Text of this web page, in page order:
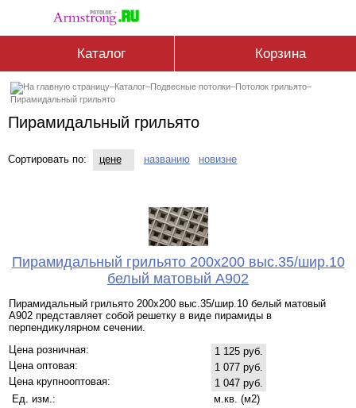
Каталог Корзина
–Каталог–Подвесные потолки–Потолок грильято–
Пирамидальный грильято
Пирамидальный грильято
Сортировать по: цене названию новизне
Пирамидальный грильято 200х200 выс.35/шир.10
белый матовый А902
Пирамидальный грильято 200х200 выс.35/шир.10 белый матовый
А902 представляет собой решетку в виде пирамиды в
перпендикулярном сечении.
Цена розничная:
1 125 руб.
Цена оптовая:
1 077 руб.
Цена крупнооптовая:
1 047 руб.
Ед. изм.:
м.кв. (м2)